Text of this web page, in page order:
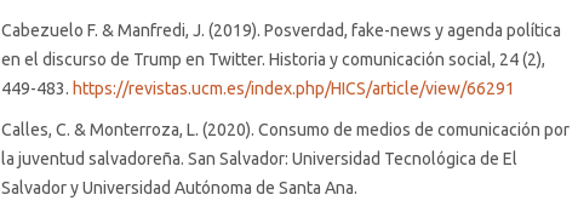
Cabezuelo F. & Manfredi, J. (2019). Posverdad, fake-news y agenda política
en el discurso de Trump en Twitter. Historia y comunicación social, 24 (2),
449-483. https://revistas.ucm.es/index.php/HICS/article/view/66291
Calles, C. & Monterroza, L. (2020). Consumo de medios de comunicación por
la juventud salvadoreña. San Salvador: Universidad Tecnológica de El
Salvador y Universidad Autónoma de Santa Ana.